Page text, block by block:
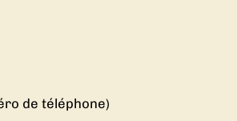
de téléphone)